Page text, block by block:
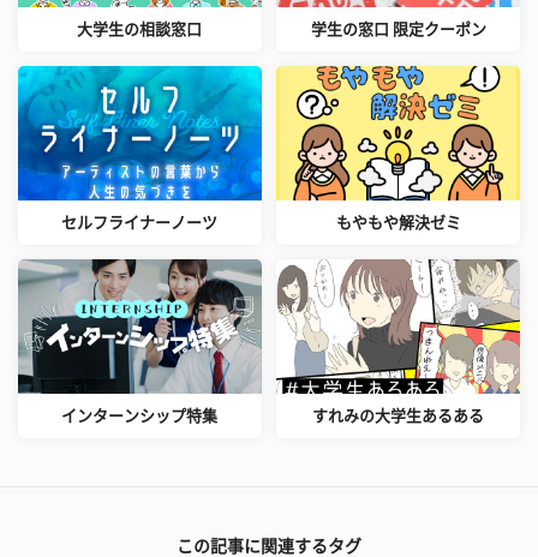
大学生の相談窓口 学生の窓口 限定クーポン
セルフライナーノーツ もやもや解決ゼミ
インターンシップ特集 すれみの大学生あるある
この記事に関連するタグ